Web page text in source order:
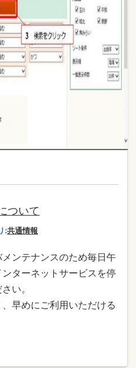
ついて
:共通情報
ンテナンスのため毎日午
ターネットサービスを停
い。
早めにご利用いただける